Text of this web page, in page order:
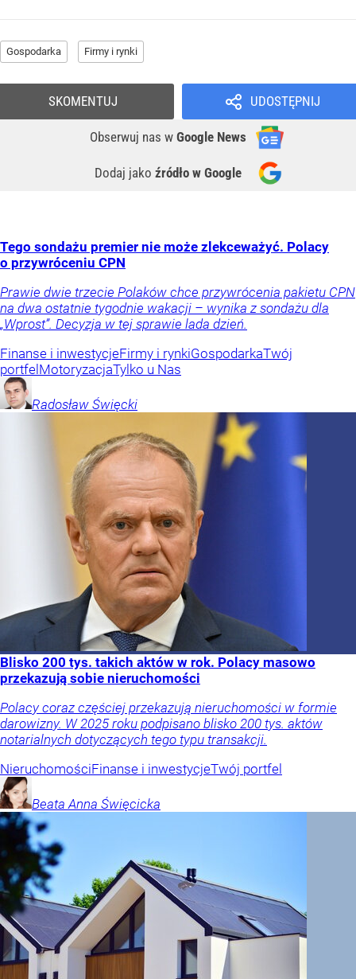
Gospodarka Firmy i rynki
UDOSTĘPNIJ
Obserwuj nas w Google News
Dodaj jako źródło w Google
SKOMENTUJ
Tego sondażu premier nie może zlekceważyć. Polacy
o przywróceniu CPN
Prawie dwie trzecie Polaków chce przywrócenia pakietu CPN
na dwa ostatnie tygodnie wakacji – wynika z sondażu dla
„Wprost”. Decyzja w tej sprawie lada dzień.
Finanse i inwestycjeFirmy i rynkiGospodarkaTwój
portfel MotoryzacjaTylko u Nas
Radosław Święcki
Blisko 200 tys. takich aktów w rok. Polacy masowo
przekazują sobie nieruchomości
Polacy coraz częściej przekazują nieruchomości w formie
darowizny. W 2025 roku podpisano blisko 200 tys. aktów
notarialnych dotyczących tego typu transakcji.
NieruchomościFinanse i inwestycjeTwój portfel
Beata Anna Święcicka